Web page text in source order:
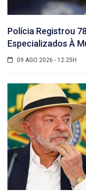
Polícia Registrou
Especializados À
09 AGO 2026 - 12:25H